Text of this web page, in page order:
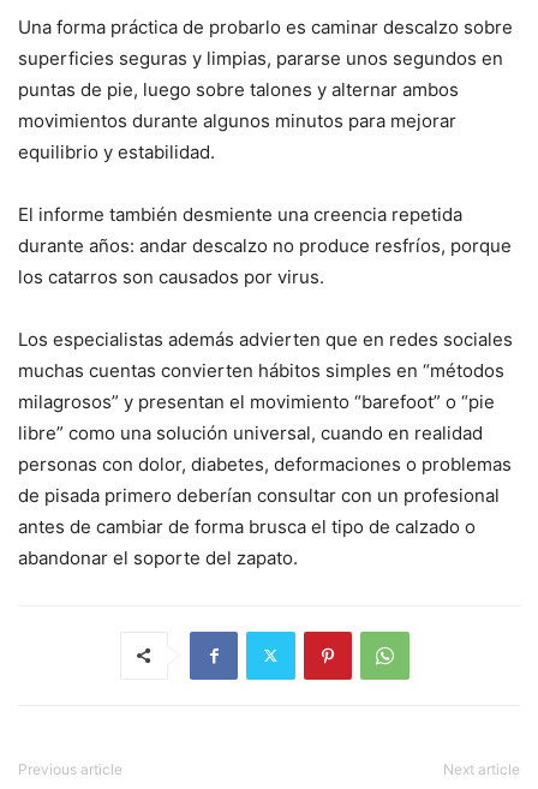
Una forma práctica de probarlo es caminar descalzo sobre
superficies seguras y limpias, pararse unos segundos en
puntas de pie, luego sobre talones y alternar ambos
movimientos durante algunos minutos para mejorar
equilibrio y estabilidad.
El informe también desmiente una creencia repetida
durante años: andar descalzo no produce resfríos, porque
los catarros son causados por virus.
Los especialistas además advierten que en redes sociales
muchas cuentas convierten hábitos simples en “métodos
milagrosos” y presentan el movimiento “barefoot” o “pie
libre” como una solución universal, cuando en realidad
personas con dolor, diabetes, deformaciones o problemas
de pisada primero deberían consultar con un profesional
antes de cambiar de forma brusca el tipo de calzado o
abandonar el soporte del zapato.
Previous article Next article